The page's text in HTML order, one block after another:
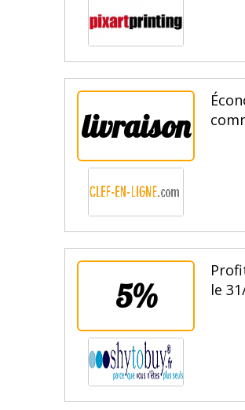
livraison
5%
le